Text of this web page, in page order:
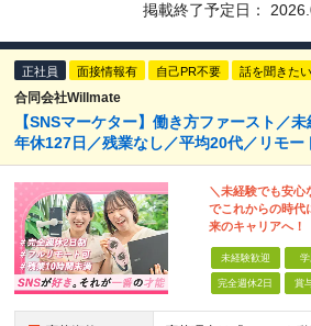
掲載終了予定日：
正社員 面接情報有 自己PR不要 話を聞きた
合同会社Willmate
【SNSマーケター】働き方ファースト／
年休127日／残業なし／平均20代／リモー
＼未経験でも安心
でこれからの時代
来のキャリアへ！
未経験歓迎 学
完全週休2日 賞